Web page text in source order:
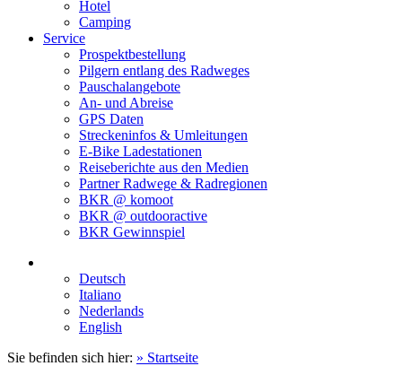
Hotel
Camping
Service
Prospektbestellung
Pilgern entlang des Radweges
Pauschalangebote
An- und Abreise
GPS Daten
Streckeninfos & Umleitungen
E-Bike Ladestationen
Reiseberichte aus den Medien
Partner Radwege & Radregionen
BKR @ komoot
BKR @ outdooractive
BKR Gewinnspiel
Deutsch
Italiano
Nederlands
English
Sie befinden sich hier: » Startseite